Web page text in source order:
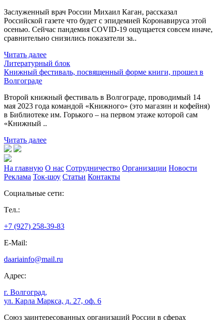
Заслуженный врач России Михаил Каган, рассказал
Российской газете что будет с эпидемией Коронавируса этой
осенью. Сейчас пандемия COVID-19 ощущается совсем иначе,
сравнительно снизились показатели за..
Читать далее
Литературный блок
Книжный фестиваль, посвященный форме книги, прошел в
Волгограде
Второй книжный фестиваль в Волгограде, проводимый 14
мая 2023 года командой «Книжного» (это магазин и кофейня)
в Библиотеке им. Горького – на первом этаже которой сам
«Книжный ..
Читать далее
На главную О нас Сотрудничество Организации Новости
Реклама Ток-шоу Статьи Контакты
Социальные сети:
Tел.:
+7 (927) 258-39-83
E-Mail:
daariainfo@mail.ru
Адрес:
г. Волгоград,
ул. Карла Маркса, д. 27, оф. 6
Союз заинтересованных организаций России в сферах